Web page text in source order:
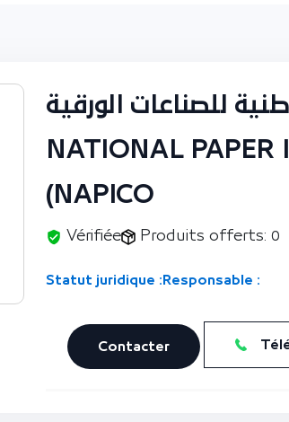
للصناعات الورقية (
NATIONAL PAPER
(NAPICO
Vérifiée Produits offerts: 0
Statut juridique : Responsable :
Contacter